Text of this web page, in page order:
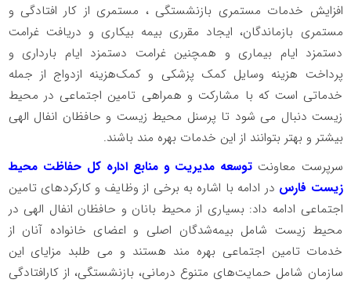
افزایش خدمات مستمری بازنشستگی ، مستمری از کار افتادگی و
مستمری بازماندگان، ایجاد مقرری بیمه بیکاری و دریافت غرامت
دستمزد ایام بیماری و همچنین غرامت دستمزد ایام بارداری و
پرداخت هزینه وسایل کمک پزشکی و کمک‌هزینه ازدواج از جمله
خدماتی است که با مشارکت و همراهی تامین اجتماعی در محیط
زیست دنبال می شود تا پرسنل محیط زیست و حافظان انفال الهی
بیشتر و بهتر بتوانند از این خدمات بهره مند باشند.
سرپرست معاونت توسعه مدیریت و منابع اداره کل حفاظت محیط
زیست فارس در ادامه با اشاره به برخی از وظایف و کارکردهای تامین
اجتماعی ادامه داد: بسیاری از محیط بانان و حافظان انفال الهی در
محیط زیست شامل بیمه‌شدگان اصلی و اعضای خانواده آنان از
خدمات تامین اجتماعی بهره مند هستند و می طلبد مزایای این
سازمان شامل حمایت‌های متنوع درمانی، بازنشستگی، از کارافتادگی